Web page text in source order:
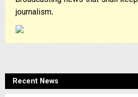
journalism.
Recent News